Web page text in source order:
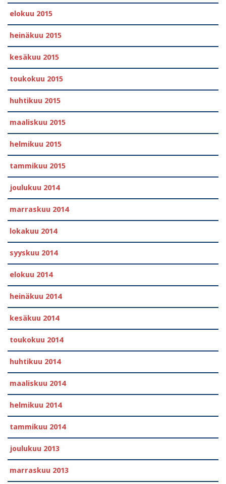
elokuu 2015
heinäkuu 2015
kesäkuu 2015
toukokuu 2015
huhtikuu 2015
maaliskuu 2015
helmikuu 2015
tammikuu 2015
joulukuu 2014
marraskuu 2014
lokakuu 2014
syyskuu 2014
elokuu 2014
heinäkuu 2014
kesäkuu 2014
toukokuu 2014
huhtikuu 2014
maaliskuu 2014
helmikuu 2014
tammikuu 2014
joulukuu 2013
marraskuu 2013